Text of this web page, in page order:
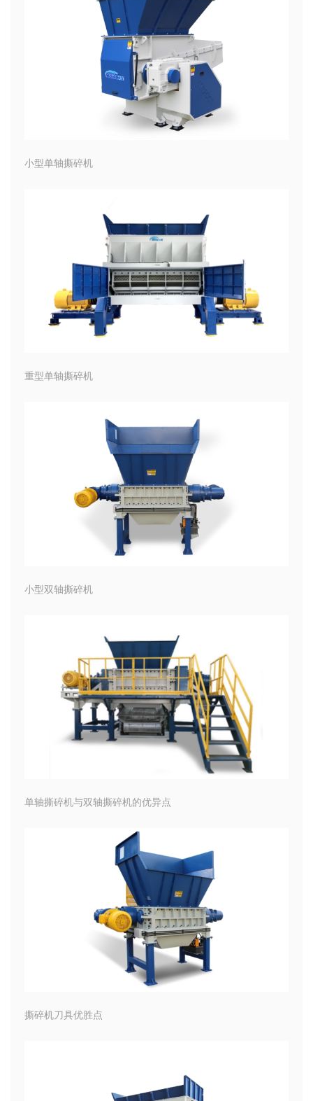
小型单轴撕碎机
重型单轴撕碎机
小型双轴撕碎机
单轴撕碎机与双轴撕碎机的优异点
撕碎机刀具优胜点